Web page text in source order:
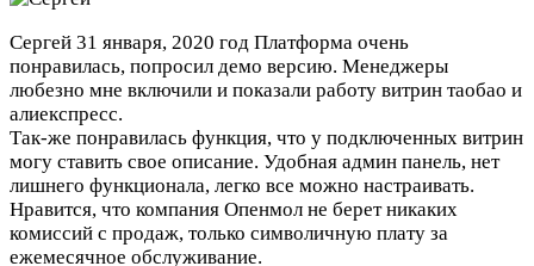
Сергей 31 января, 2020 год Платформа очень
понравилась, попросил демо версию. Менеджеры
любезно мне включили и показали работу витрин таобао и
алиекспресс.
Так-же понравилась функция, что у подключенных витрин
могу ставить свое описание. Удобная админ панель, нет
лишнего функционала, легко все можно настраивать.
Нравится, что компания Опенмол не берет никаких
комиссий с продаж, только символичную плату за
ежемесячное обслуживание.